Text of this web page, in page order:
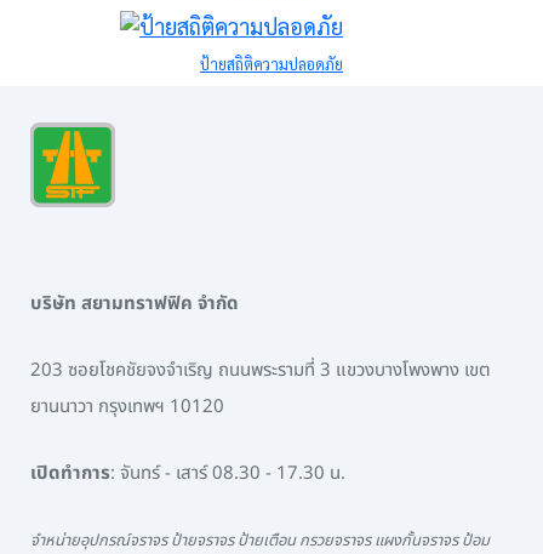
ป้ายสถิติความปลอดภัย
บริษัท สยามทราฟฟิค จำกัด
203 ซอยโชคชัยจงจำเริญ ถนนพระรามที่ 3 แขวงบางโพงพาง เขต
ยานนาวา กรุงเทพฯ 10120
เปิดทำการ: จันทร์ - เสาร์ 08.30 - 17.30 น.
จำหน่ายอุปกรณ์จราจร ป้ายจราจร ป้ายเตือน กรวยจราจร แผงกั้นจราจร ป้อม